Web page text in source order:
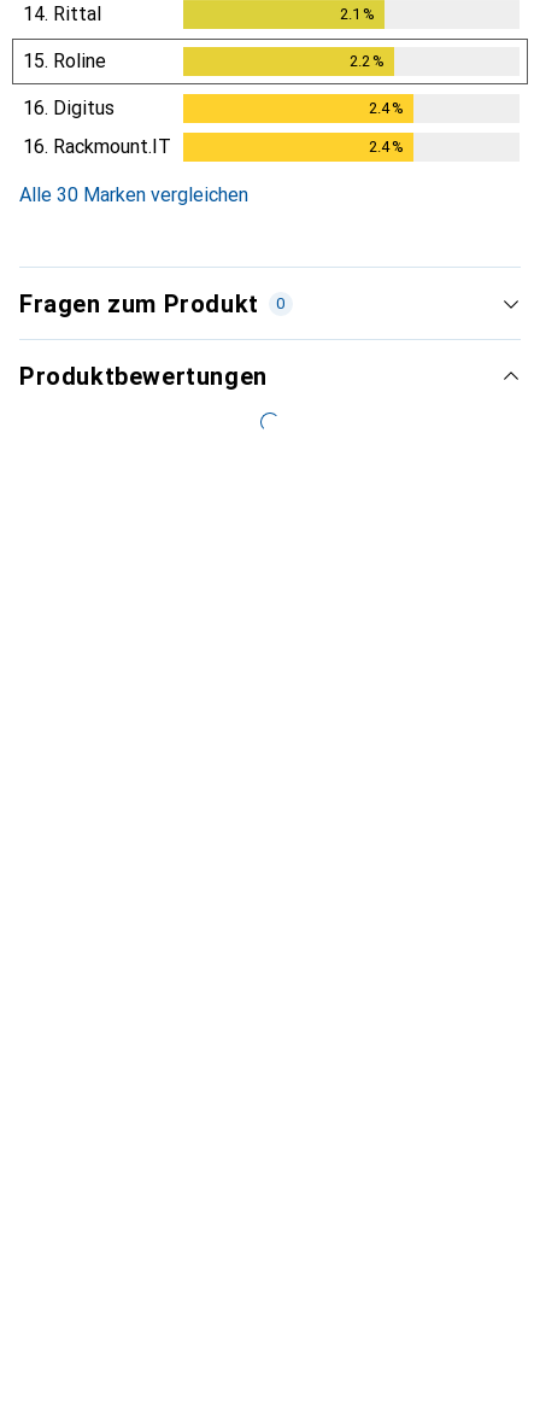
14. Rittal 2.1 %
15. Roline 2.2 %
16. Digitus 2.4%
16. Rackmount.IT 2.4%
Alle 30 Marken vergleichen
Fragen zum Produkt 0
Produktbewertungen